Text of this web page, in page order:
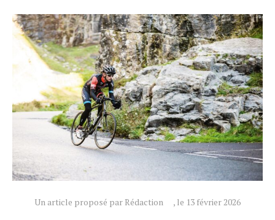
Un article proposé par Rédaction , le 13 février 2026